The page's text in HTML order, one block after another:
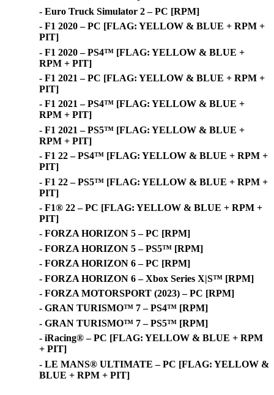
- Euro Truck Simulator 2 – PC [RPM]
- F1 2020 – PC [FLAG: YELLOW & BLUE + RPM +
PIT]
- F1 2020 – PS4™ [FLAG: YELLOW & BLUE +
RPM + PIT]
- F1 2021 – PC [FLAG: YELLOW & BLUE + RPM +
PIT]
- F1 2021 – PS4™ [FLAG: YELLOW & BLUE +
RPM + PIT]
- F1 2021 – PS5™ [FLAG: YELLOW & BLUE +
RPM + PIT]
- F1 22 – PS4™ [FLAG: YELLOW & BLUE + RPM +
PIT]
- F1 22 – PS5™ [FLAG: YELLOW & BLUE + RPM +
PIT]
- F1® 22 – PC [FLAG: YELLOW & BLUE + RPM +
PIT]
- FORZA HORIZON 5 – PC [RPM]
- FORZA HORIZON 5 – PS5™ [RPM]
- FORZA HORIZON 6 – PC [RPM]
- FORZA HORIZON 6 – Xbox Series X|S™ [RPM]
- FORZA MOTORSPORT (2023) – PC [RPM]
- GRAN TURISMO™ 7 – PS4™ [RPM]
- GRAN TURISMO™ 7 – PS5™ [RPM]
- iRacing® – PC [FLAG: YELLOW & BLUE + RPM
+ PIT]
- LE MANS® ULTIMATE – PC [FLAG: YELLOW &
BLUE + RPM + PIT]